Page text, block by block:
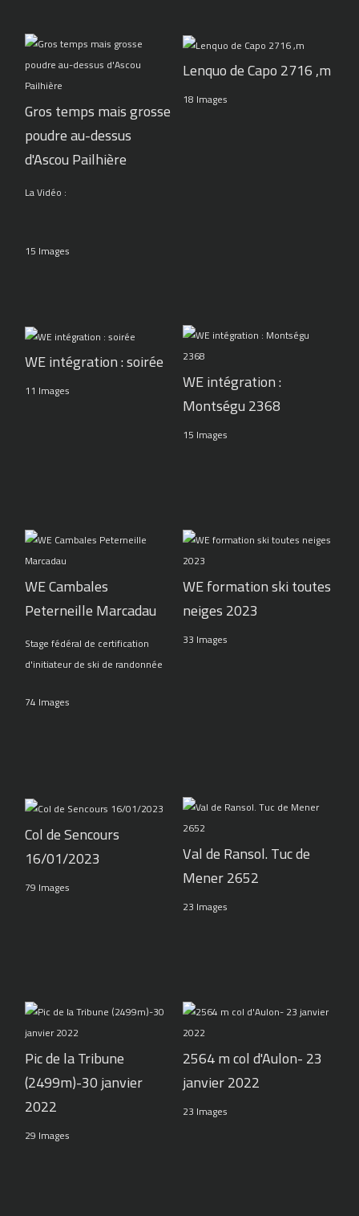
Gros temps mais grosse
poudre au-dessus
d'Ascou Pailhière
La Vidéo :
15 Images
Lenquo de Capo 2716 ,m
18 Images
WE intégration : soirée
11 Images
WE intégration :
Montségu 2368
15 Images
WE Cambales
Peterneille Marcadau
Stage fédéral de certification
d'initiateur de ski de randonnée
74 Images
WE formation ski toutes
neiges 2023
33 Images
Col de Sencours
16/01/2023
79 Images
Val de Ransol. Tuc de
Mener 2652
23 Images
Pic de la Tribune
(2499m)-30 janvier
2022
29 Images
2564 m col d'Aulon- 23
janvier 2022
23 Images